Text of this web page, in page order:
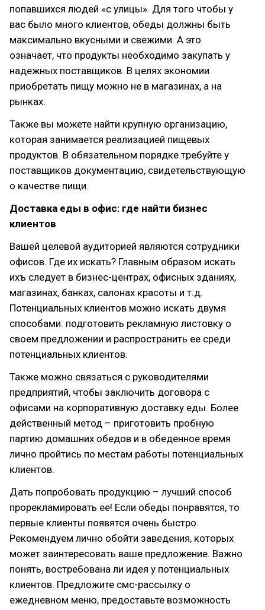
попавшихся людей «с улицы». Для того чтобы у
вас было много клиентов, обеды должны быть
максимально вкусными и свежими. А это
означает, что продукты необходимо закупать у
надежных поставщиков. В целях экономии
приобретать пищу можно не в магазинах, а на
рынках.
Также вы можете найти крупную организацию,
которая занимается реализацией пищевых
продуктов. В обязательном порядке требуйте у
поставщиков документацию, свидетельствующую
о качестве пищи.
Доставка еды в офис: где найти бизнес
клиентов
Вашей целевой аудиторией являются сотрудники
офисов. Где их искать? Главным образом искать
ихъ следует в бизнес-центрах, офисных зданиях,
магазинах, банках, салонах красоты и т.д.
Потенциальных клиентов можно искать двумя
способами: подготовить рекламную листовку о
своем предложении и распространить ее среди
потенциальных клиентов.
Также можно связаться с руководителями
предприятий, чтобы заключить договора с
офисами на корпоративную доставку еды. Более
действенный метод – приготовить пробную
партию домашних обедов и в обеденное время
лично пройтись по местам работы потенциальных
клиентов.
Дать попробовать продукцию – лучший способ
прорекламировать ее! Если обеды понравятся, то
первые клиенты появятся очень быстро.
Рекомендуем лично обойти заведения, которых
может заинтересовать ваше предложение. Важно
понять, востребована ли идея у потенциальных
клиентов. Предложите смс-рассылку о
ежедневном меню, предоставьте возможность